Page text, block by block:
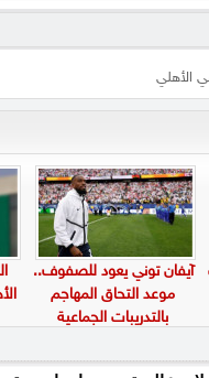
الأهلي
آيفان توني يعود للصفوف..
موعد التحاق المهاجم
بالتدريبات الجماعية